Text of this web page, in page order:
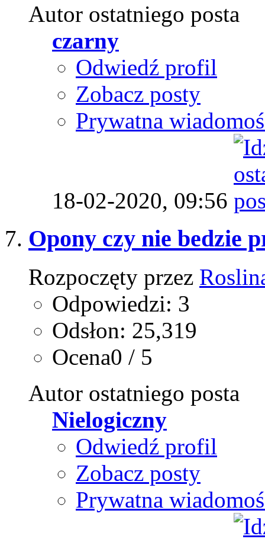
Autor ostatniego posta
czarny
Odwiedź profil
Zobacz posty
Prywatna
18-02-2020, 09:56
Opony czy nie bedzie
Rozpoczęty przez
Odpowiedzi: 3
Odsłon: 25,319
Ocena0 / 5
Autor ostatniego posta
Nielogiczny
Odwiedź profil
Zobacz posty
Prywatna